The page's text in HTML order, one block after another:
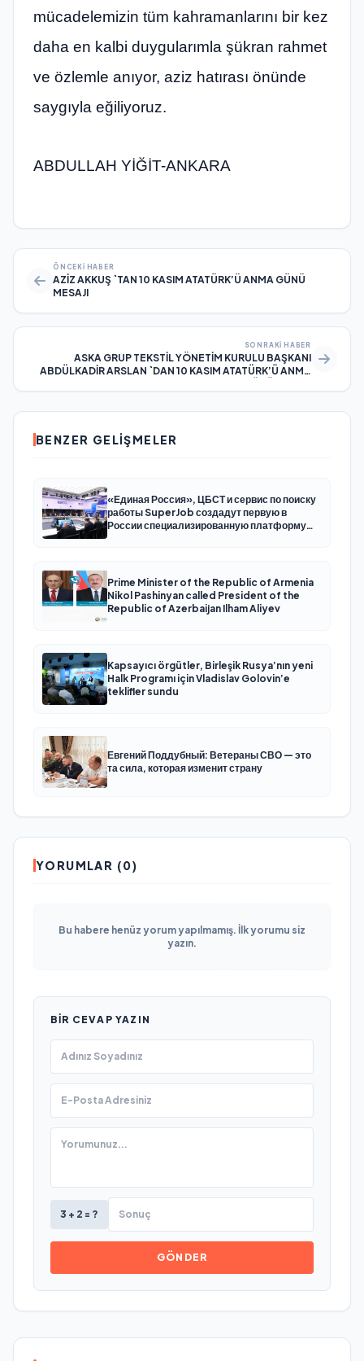
mücadelemizin tüm kahramanlarını bir kez
daha en kalbi duygularımla şükran rahmet
ve özlemle anıyor, aziz hatırası önünde
saygıyla eğiliyoruz.
ABDULLAH YİĞİT-ANKARA
ÖNCEKI HABER
AZİZ AKKUŞ `TAN 10 KASIM ATATÜRK’Ü ANMA GÜNÜ
MESAJI
SONRAKI HABER
ASKA GRUP TEKSTİL YÖNETİM KURULU BAŞKANI
ABDÜLKADİR ARSLAN `DAN 10 KASIM ATATÜRK’Ü ANMA
BENZER GELIŞMELER
«Единая Россия», ЦБСТ и сервис по поиску
работы SuperJob создадут первую в
России специализированную платформу
Prime Minister of the Republic of Armenia
Nikol Pashinyan called President of the
Republic of Azerbaijan Ilham Aliyev
Kapsayıcı örgütler, Birleşik Rusya’nın yeni
Halk Programı için Vladislav Golovin’e
teklifler sundu
Евгений Поддубный: Ветераны СВО — это
та сила, которая изменит страну
YORUMLAR (0)
Bu habere henüz yorum yapılmamış. İlk yorumu siz
yazın.
BIR CEVAP YAZIN
3 + 2 = ?
GÖNDER